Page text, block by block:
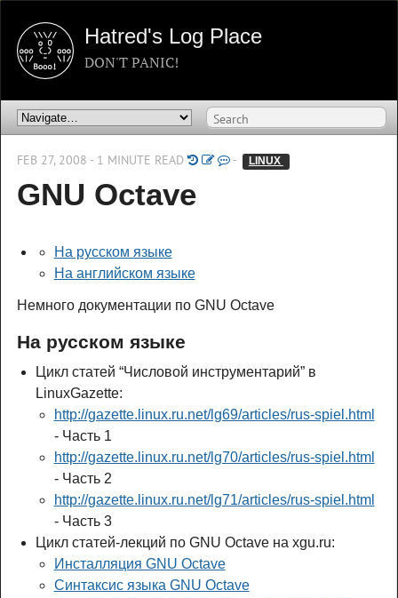
Hatred's Log Place
DON'T PANIC!
FEB 27, 2008 - 1 MINUTE READ - LINUX
GNU Octave
На русском языке
На английском языке
Немного документации по GNU Octave
На русском языке
Цикл статей “Числовой инструментарий” в
LinuxGazette:
http://gazette.linux.ru.net/lg69/articles/rus-spiel.html
- Часть 1
http://gazette.linux.ru.net/lg70/articles/rus-spiel.html
- Часть 2
http://gazette.linux.ru.net/lg71/articles/rus-spiel.html
- Часть 3
Цикл статей-лекций по GNU Octave на xgu.ru:
Инсталляция GNU Octave
Синтаксис языка GNU Octave